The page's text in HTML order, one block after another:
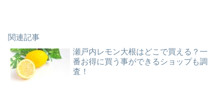
関連記事
瀬戸内レモン大根はどこで買える？一
番お得に買う事ができるショップも調
査！